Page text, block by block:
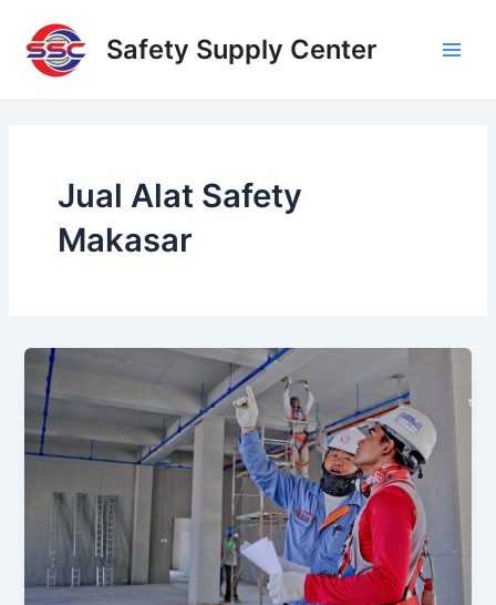
content
Safety Supply Center
Jual Alat Safety
Makasar